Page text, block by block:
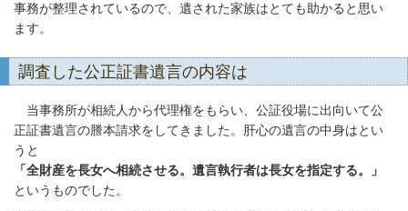
事務が整理されているので、遺された家族はとても助かると思い
ます。
調査した公正証書遺言の内容は
当事務所が相続人から代理権をもらい、公証役場に出向いて公
正証書遺言の謄本請求をしてきました。肝心の遺言の中身はとい
うと
「全財産を長女へ相続させる。遺言執行者は長女を指定する。」
というものでした。